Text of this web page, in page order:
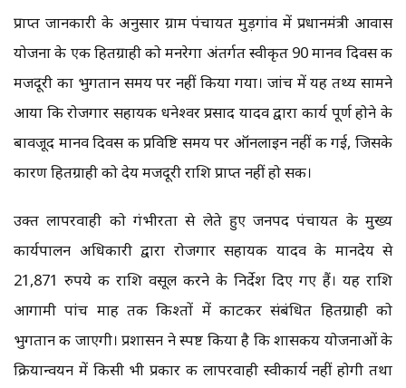
प्राप्त जानकारी के अनुसार ग्राम पंचायत मुड़गांव में प्रधानमंत्री आवास
योजना के एक हितग्राही को मनरेगा अंतर्गत स्वीकृत 90 मानव दिवस की
मजदूरी का भुगतान समय पर नहीं किया गया। जांच में यह तथ्य सामने
आया कि रोजगार सहायक धनेश्वर प्रसाद यादव द्वारा कार्य पूर्ण होने के
बावजूद मानव दिवस की प्रविष्टि समय पर ऑनलाइन नहीं की गई, जिसके
कारण हितग्राही को देय मजदूरी राशि प्राप्त नहीं हो सकी।
उक्त लापरवाही को गंभीरता से लेते हुए जनपद पंचायत के मुख्य
कार्यपालन अधिकारी द्वारा रोजगार सहायक यादव के मानदेय से
21,871 रुपये की राशि वसूल करने के निर्देश दिए गए हैं। यह राशि
आगामी पांच माह तक किश्तों में काटकर संबंधित हितग्राही को
भुगतान की जाएगी। प्रशासन ने स्पष्ट किया है कि शासकीय योजनाओं के
क्रियान्वयन में किसी भी प्रकार की लापरवाही स्वीकार्य नहीं होगी तथा